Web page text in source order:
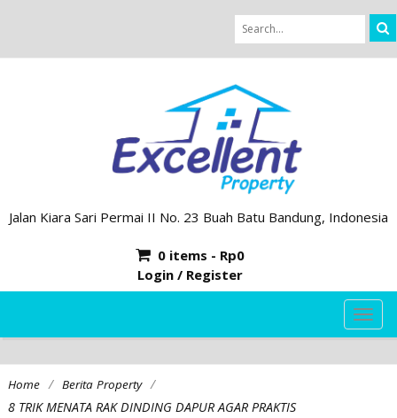
Jalan Kiara Sari Permai II No. 23 Buah Batu Bandung, Indonesia
0 items - Rp0
Login / Register
Home / Berita Property /
8 TRIK MENATA RAK DINDING DAPUR AGAR PRAKTIS